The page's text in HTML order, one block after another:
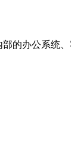
的办公系统